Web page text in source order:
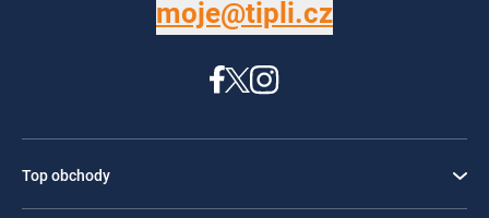
moje@tipli.cz
Top obchody